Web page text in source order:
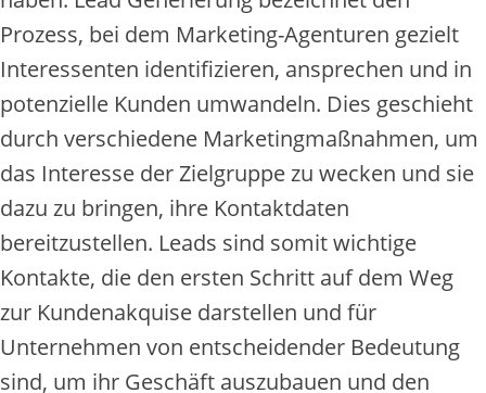
Prozess, bei dem Marketing-Agenturen gezielt
Interessenten identifizieren, ansprechen und in
potenzielle Kunden umwandeln. Dies geschieht
durch verschiedene Marketingmaßnahmen, um
das Interesse der Zielgruppe zu wecken und sie
dazu zu bringen, ihre Kontaktdaten
bereitzustellen. Leads sind somit wichtige
Kontakte, die den ersten Schritt auf dem Weg
zur Kundenakquise darstellen und für
Unternehmen von entscheidender Bedeutung
sind, um ihr Geschäft auszubauen und den